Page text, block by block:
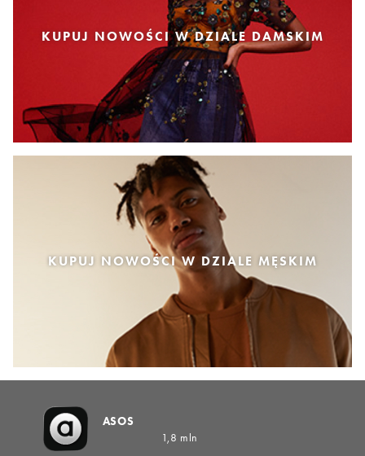
KUPUJ NOWOŚCI W DZIALE DAMSKIM
KUPUJ NOWOŚCI W DZIALE MĘSKIM
ASOS
1,8 mln